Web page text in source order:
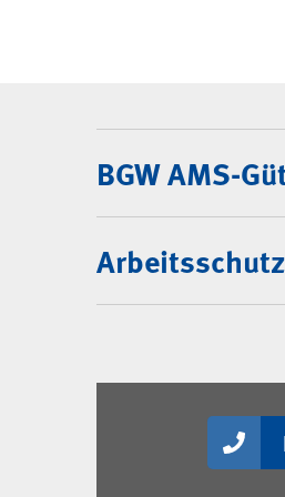
Weitere
BGW AMS-